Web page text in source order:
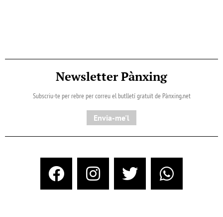
Newsletter Pànxing
Subscriu-te per rebre per correu el butlletí gratuït de Pànxing.net​
Envia-me'l